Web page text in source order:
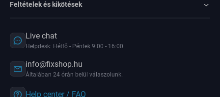
Feltételek és kikötések
Live chat
Helpdesk: Hétfő - Péntek 9:00 - 16:00
info@fixshop.hu
Általában 24 órán belül válaszolunk.
Help center / FAQ